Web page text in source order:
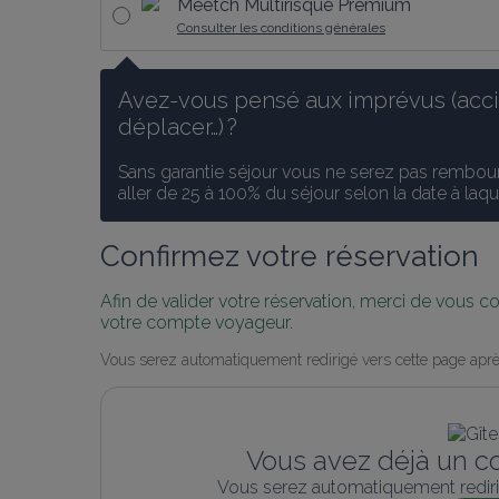
Meetch Multirisque Premium
Consulter les conditions générales
Avez-vous pensé aux imprévus
déplacer…) ?
Sans garantie séjour vous ne serez pas
aller de 25 à 100% du séjour selon la date à
Confirmez votre réservation
Afin de valider votre réservation, merci de vous
votre compte voyageur.
Vous serez automatiquement redirigé vers cette page
Vous avez déjà un
Vous serez automatiquement